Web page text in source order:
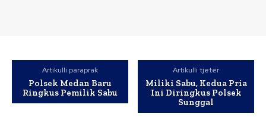
Artikulli paraprak
Polsek Medan Baru
Ringkus Pemilik Sabu
Artikulli tjetër
Miliki Sabu, Kedua Pria
Ini Diringkus Polsek
Sunggal